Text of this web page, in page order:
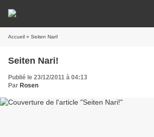
Accueil » Seiten Nari!
Seiten Nari!
Publié le 23/12/2011 à 04:13
Par Rosen